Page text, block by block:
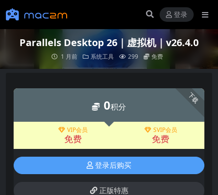
登录
Parallels Desktop 26｜虚拟机｜v26.4.0
1 月前 系统工具 299 免费
下载
0积分
VIP会员
免费
SVIP会员
免费
登录后购买
正版特惠